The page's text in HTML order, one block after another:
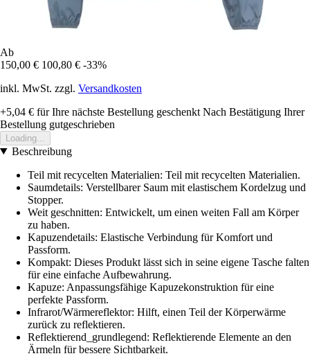
Ab
150,00 € 100,80 € -33%
inkl. MwSt. zzgl. Versandkosten
+5,04 € für Ihre nächste Bestellung geschenkt Nach Bestätigung Ihrer
Bestellung gutgeschrieben
Loading...
Beschreibung
Teil mit recycelten Materialien: Teil mit recycelten Materialien.
Saumdetails: Verstellbarer Saum mit elastischem Kordelzug und
Stopper.
Weit geschnitten: Entwickelt, um einen weiten Fall am Körper
zu haben.
Kapuzendetails: Elastische Verbindung für Komfort und
Passform.
Kompakt: Dieses Produkt lässt sich in seine eigene Tasche falten
für eine einfache Aufbewahrung.
Kapuze: Anpassungsfähige Kapuzekonstruktion für eine
perfekte Passform.
Infrarot/Wärmereflektor: Hilft, einen Teil der Körperwärme
zurück zu reflektieren.
Reflektierend_grundlegend: Reflektierende Elemente an den
Ärmeln für bessere Sichtbarkeit.